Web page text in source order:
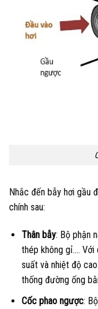
Nhắc đến bẫy hơi gầu
chính sau:
Thân bẫy: Bộ phận
thép không gỉ….
suất và nhiệt độ
thống đường ống
Cốc phao ngược: